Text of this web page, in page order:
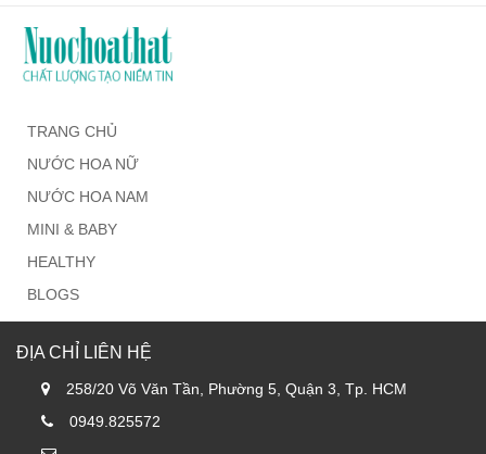
TRANG CHỦ
NƯỚC HOA NỮ
NƯỚC HOA NAM
MINI & BABY
HEALTHY
BLOGS
ĐỊA CHỈ LIÊN HỆ
258/20 Võ Văn Tần, Phường 5, Quận 3, Tp. HCM
0949.825572